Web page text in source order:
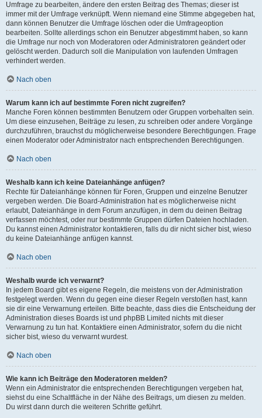
Umfrage zu bearbeiten, ändere den ersten Beitrag des Themas; dieser ist
immer mit der Umfrage verknüpft. Wenn niemand eine Stimme abgegeben hat,
dann können Benutzer die Umfrage löschen oder die Umfrageoption
bearbeiten. Sollte allerdings schon ein Benutzer abgestimmt haben, so kann
die Umfrage nur noch von Moderatoren oder Administratoren geändert oder
gelöscht werden. Dadurch soll die Manipulation von laufenden Umfragen
verhindert werden.
Nach oben
Warum kann ich auf bestimmte Foren nicht zugreifen?
Manche Foren können bestimmten Benutzern oder Gruppen vorbehalten sein.
Um diese einzusehen, Beiträge zu lesen, zu schreiben oder andere Vorgänge
durchzuführen, brauchst du möglicherweise besondere Berechtigungen. Frage
einen Moderator oder Administrator nach entsprechenden Berechtigungen.
Nach oben
Weshalb kann ich keine Dateianhänge anfügen?
Rechte für Dateianhänge können für Foren, Gruppen und einzelne Benutzer
vergeben werden. Die Board-Administration hat es möglicherweise nicht
erlaubt, Dateianhänge in dem Forum anzufügen, in dem du deinen Beitrag
verfassen möchtest, oder nur bestimmte Gruppen dürfen Dateien hochladen.
Du kannst einen Administrator kontaktieren, falls du dir nicht sicher bist, wieso
du keine Dateianhänge anfügen kannst.
Nach oben
Weshalb wurde ich verwarnt?
In jedem Board gibt es eigene Regeln, die meistens von der Administration
festgelegt werden. Wenn du gegen eine dieser Regeln verstoßen hast, kann
sie dir eine Verwarnung erteilen. Bitte beachte, dass dies die Entscheidung der
Administration dieses Boards ist und phpBB Limited nichts mit dieser
Verwarnung zu tun hat. Kontaktiere einen Administrator, sofern du die nicht
sicher bist, wieso du verwarnt wurdest.
Nach oben
Wie kann ich Beiträge den Moderatoren melden?
Wenn ein Administrator die entsprechenden Berechtigungen vergeben hat,
siehst du eine Schaltfläche in der Nähe des Beitrags, um diesen zu melden.
Du wirst dann durch die weiteren Schritte geführt.